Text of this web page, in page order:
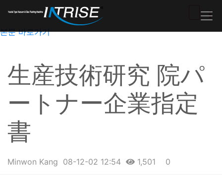
본문 바로가기
生産技術研究 院パ
ートナー企業指定
書
Minwon Kang 08-12-02 12:54 1,501 0